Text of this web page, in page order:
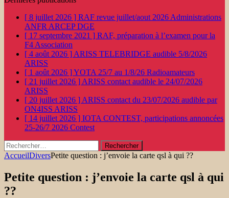
[ 8 juillet 2026 ] RAF revue juillet/aout 2026 Administrations
ANFR ARCEP DGE
[ 17 septembre 2021 ] RAF, préparation à l’examen pour la
F4 Association
[ 4 août 2026 ] ARISS TELEBRIDGE audible 5/8/2026
ARISS
[ 1 août 2026 ]YOTA 25/7 au 1/8/26 Radioamateurs
[ 21 juillet 2026 ] ARISS contact audible le 24/07/2026
ARISS
[ 20 juillet 2026 ] ARISS contact du 23/07/2026 audible par
ON4ISS ARISS
[ 14 juillet 2026 ] IOTA CONTEST, participations annoncées
25-26/7 2026 Contest
Rechercher :
AccueilDiversPetite question : j’envoie la carte qsl à qui ??
Petite question : j’envoie la carte qsl à qui
??